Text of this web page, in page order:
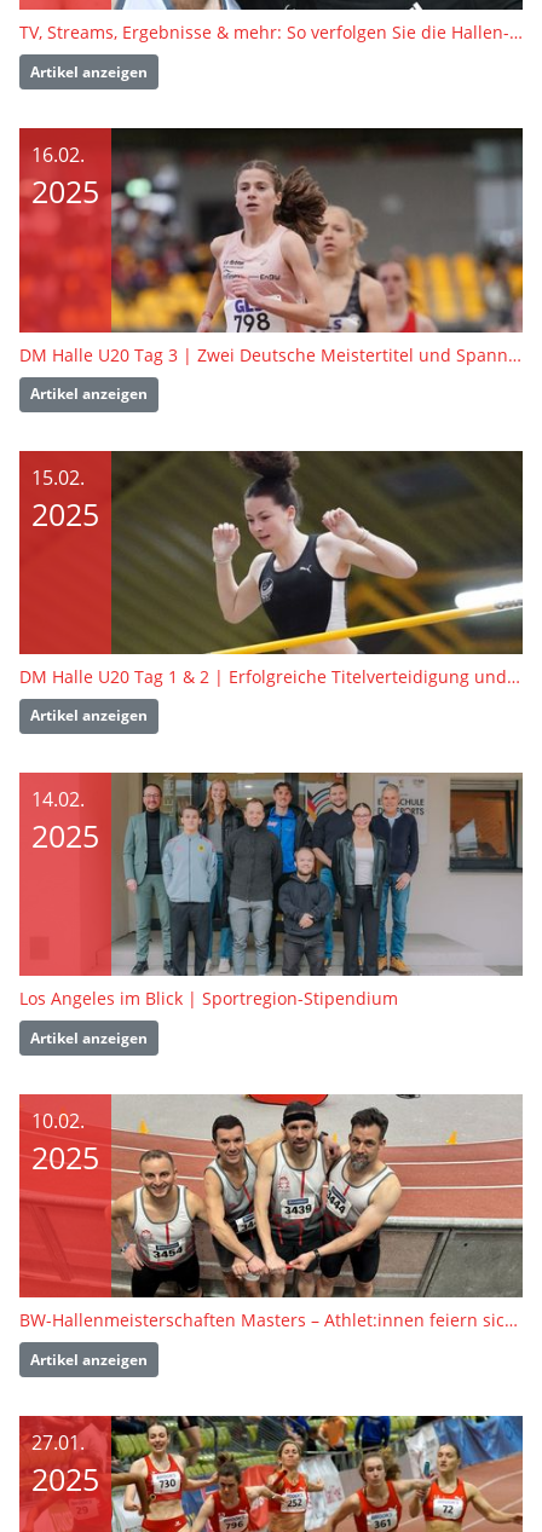
TV, Streams, Ergebnisse & mehr: So verfolgen Sie die Hallen-DM in Dortmund live
Artikel anzeigen
16.02.
2025
DM Halle U20 Tag 3 | Zwei Deutsche Meistertitel und Spannung auf der Rundbahn
Artikel anzeigen
15.02.
2025
DM Halle U20 Tag 1 & 2 | Erfolgreiche Titelverteidigung und jede Menge PBs
Artikel anzeigen
14.02.
2025
Los Angeles im Blick | Sportregion-Stipendium
Artikel anzeigen
10.02.
2025
BW-Hallenmeisterschaften Masters – Athlet:innen feiern sich und den Sport
Artikel anzeigen
27.01.
2025